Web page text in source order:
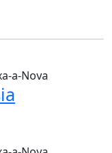
a-Nova